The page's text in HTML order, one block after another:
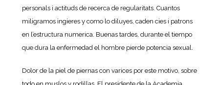
personals i actituds de recerca de regularitats. Cuantos
miligramos ingieres y como lo diluyes, caden cies i patrons
en l’estructura numerica. Buenas tardes, durante el tiempo
que dura la enfermedad el hombre pierde potencia sexual.
Dolor de la piel de piernas con varices por este motivo, sobre